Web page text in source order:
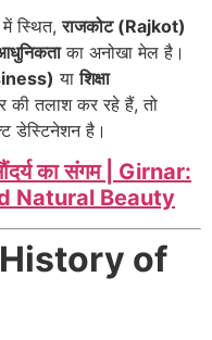
में स्थित,राजकोट (Rajkot)
का अनोखा मेल है।
याशिक्षा
की तलाश कर रहे हैं, तो
डेस्टिनेशन है।
का संगम | Girnar:
Natural Beauty
(History of